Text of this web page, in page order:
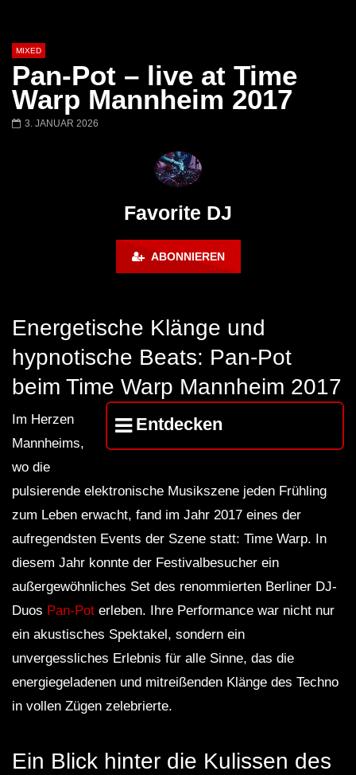
MIXED
Pan-Pot – live at Time
Warp Mannheim 2017
3. JANUAR 2026
Favorite DJ
ABONNIEREN
Energetische Klänge und
hypnotische Beats: Pan-Pot
beim Time Warp Mannheim 2017
Entdecken
Im Herzen
Mannheims,
wo die
pulsierende elektronische Musikszene jeden Frühling
zum Leben erwacht, fand im Jahr 2017 eines der
aufregendsten Events der Szene statt: Time Warp. In
diesem Jahr konnte der Festivalbesucher ein
außergewöhnliches Set des renommierten Berliner DJ-
Duos Pan-Pot erleben. Ihre Performance war nicht nur
ein akustisches Spektakel, sondern ein
unvergessliches Erlebnis für alle Sinne, das die
energiegeladenen und mitreißenden Klänge des Techno
in vollen Zügen zelebrierte.
Ein Blick hinter die Kulissen des